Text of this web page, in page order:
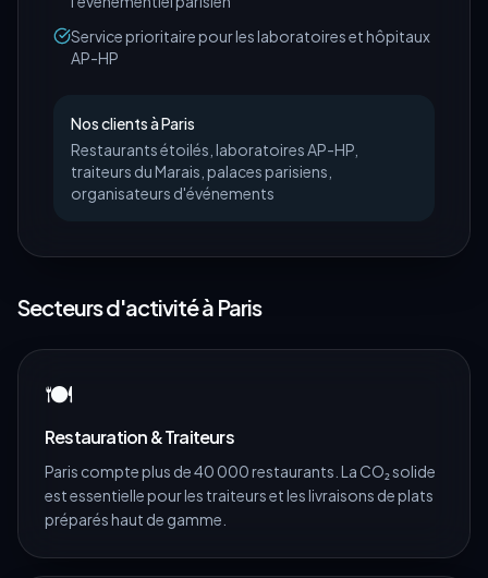
Service prioritaire pour les laboratoires et hôpitaux
AP-HP
Nos clients àParis
Restaurants étoilés, laboratoires AP-HP,
traiteurs du Marais, palaces parisiens,
organisateurs d'événements
Secteurs d'activité à Paris
🍽️
Restauration & Traiteurs
Paris compte plus de 40 000 restaurants. La CO₂ solide
est essentielle pour les traiteurs et les livraisons de plats
préparés haut de gamme.